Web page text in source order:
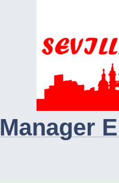
Manager